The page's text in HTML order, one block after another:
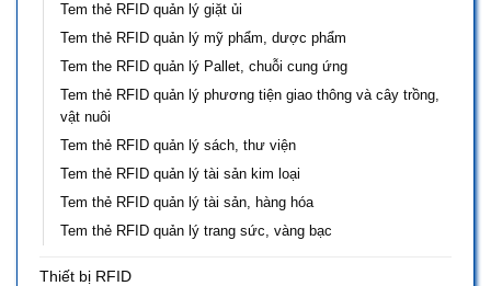
Tem thẻ RFID quản lý giặt ủi
Tem thẻ RFID quản lý mỹ phẩm, dược phẩm
Tem the RFID quản lý Pallet, chuỗi cung ứng
Tem thẻ RFID quản lý phương tiện giao thông và cây trồng,
vật nuôi
Tem thẻ RFID quản lý sách, thư viện
Tem thẻ RFID quản lý tài sản kim loại
Tem thẻ RFID quản lý tài sản, hàng hóa
Tem thẻ RFID quản lý trang sức, vàng bạc
Thiết bị RFID